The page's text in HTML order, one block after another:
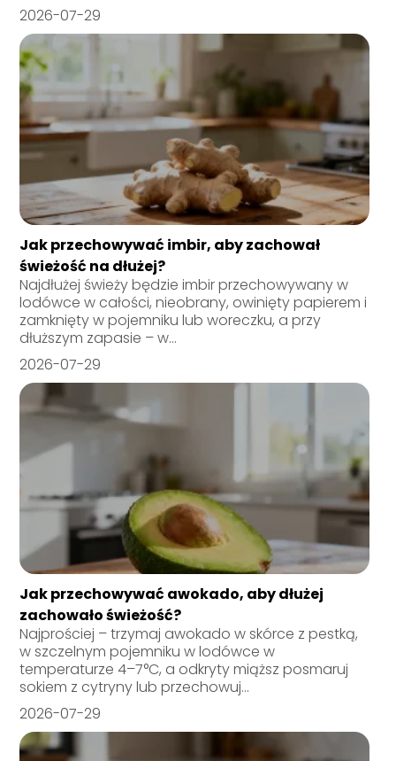
2026-07-29
Jak przechowywać imbir, aby zachował
świeżość na dłużej?
Najdłużej świeży będzie imbir przechowywany w
lodówce w całości, nieobrany, owinięty papierem i
zamknięty w pojemniku lub woreczku, a przy
dłuższym zapasie – w...
2026-07-29
Jak przechowywać awokado, aby dłużej
zachowało świeżość?
Najprościej – trzymaj awokado w skórce z pestką,
w szczelnym pojemniku w lodówce w
temperaturze 4–7°C, a odkryty miąższ posmaruj
sokiem z cytryny lub przechowuj...
2026-07-29